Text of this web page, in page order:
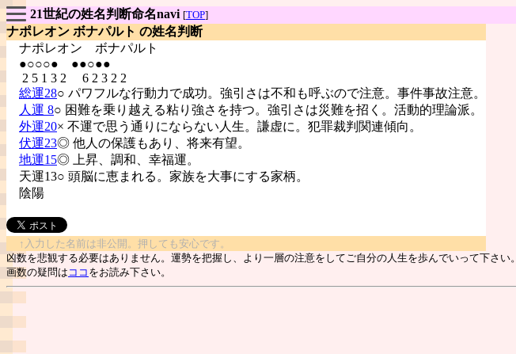
21世紀の姓名判断命名navi [TOP]
ナポレオン ボナパルト の姓名判断
ナポレオン ボナパルト
●○○○● ●●○●●
2 5 1 3 2 6 2 3 2 2
総運28○ パワフルな行動力で成功。強引さは不和も呼ぶので注意。事件事故注意。
人運 8○ 困難を乗り越える粘り強さを持つ。強引さは災難を招く。活動的理論派。
外運20× 不運で思う通りにならない人生。謙虚に。犯罪裁判関連傾向。
伏運23◎ 他人の保護もあり、将来有望。
地運15◎ 上昇、調和、幸福運。
天運13○ 頭脳に恵まれる。家族を大事にする家柄。
陰陽
↑入力した名前は非公開。押しても安心です。
凶数を悲観する必要はありません。運勢を把握し、より一層の注意をしてご自分の人生を歩んでいって下さい。
画数の疑問は ココ をお読み下さい。